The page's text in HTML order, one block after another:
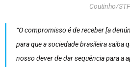
Coutinho/STF
“O compromisso é de receber [a
para que a sociedade brasileira saiba
nosso dever de dar sequência para a